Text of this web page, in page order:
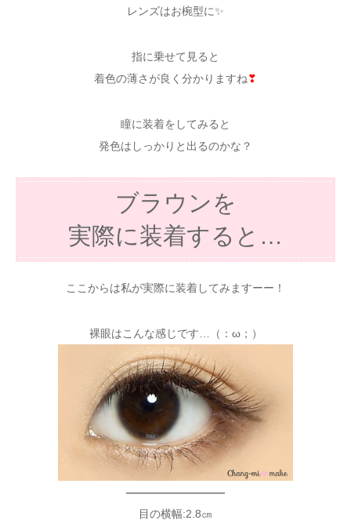
レンズはお椀型に✨
指に乗せて見ると
着色の薄さが良く分かりますね❣
瞳に装着をしてみると
発色はしっかりと出るのかな？
ブラウンを
実際に装着すると…
ここからは私が実際に装着してみますーー！
裸眼はこんな感じです…（：ω；）
—————————
目の横幅:2.8㎝